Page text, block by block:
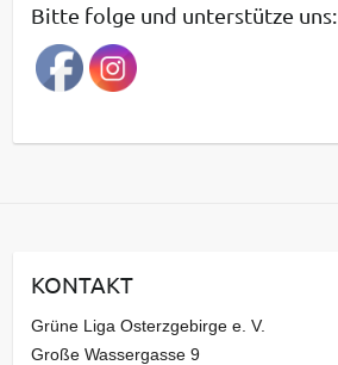
r
a
g
a
v
Bitte folge und unterstütze uns:
KONTAKT
Grüne Liga Osterzgebirge e. V.
Große Wassergasse 9